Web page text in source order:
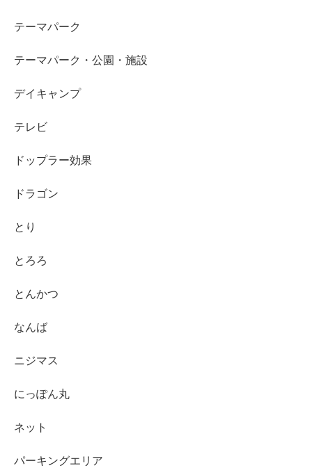
テーマパーク
テーマパーク・公園・施設
デイキャンプ
テレビ
ドップラー効果
ドラゴン
とり
とろろ
とんかつ
なんば
ニジマス
にっぽん丸
ネット
パーキングエリア